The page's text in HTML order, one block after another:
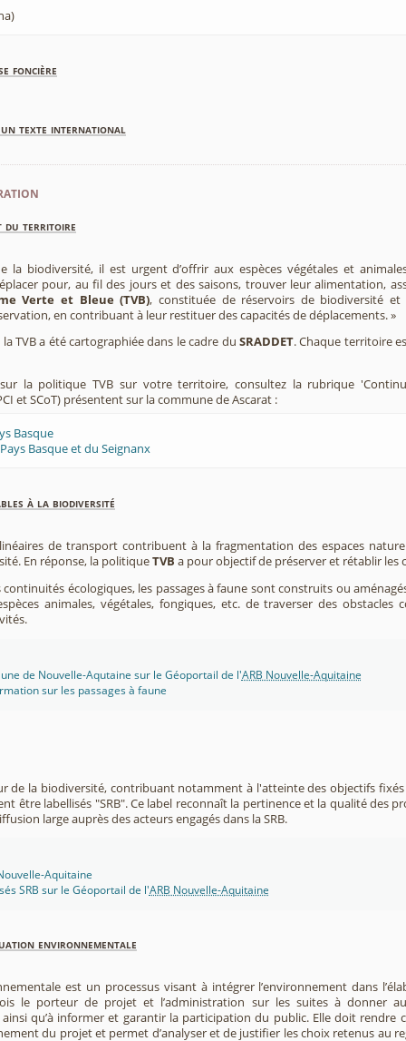
foncière
texte international
du territoire
la biodiversité, il est urgent d’offrir aux espèces végétales et
pour, au fil des jours et des saisons, trouver leur alimentation,
Verte et Bleue (TVB), constituée de réservoirs de biodiversité
en contribuant à leur restituer des capacités de déplacements. »
TVB a été cartographiée dans le cadre du SRADDET. Chaque territoire
la politique TVB sur votre territoire, consultez la rubrique
et SCoT) présentent sur la commune de Ascarat :
Basque
Basque et du Seignanx
à la biodiversité
de transport contribuent à la fragmentation des espaces
En réponse, la politiqueTVB a pour objectif de préserver et rétablir les
écologiques, les passages à faune sont construits ou
animales, végétales, fongiques, etc. de traverser des
de Nouvelle-Aqutaine sur le Géoportail de l'ARB Nouvelle-Aquitaine
sur les passages à faune
de la biodiversité, contribuant notamment à l'atteinte des objectifs fixés
être labellisés "SRB". Ce label reconnaît la pertinence et la qualité des
large auprès des acteurs engagés dans la SRB.
Aquitaine
SRB sur le Géoportail de l'ARB Nouvelle-Aquitaine
environnementale
est un processus visant à intégrer l’environnement dans
le porteur de projet et l’administration sur les suites à donner
qu’à informer et garantir la participation du public. Elle doit rendre
du projet et permet d’analyser et de justifier les choix retenus au